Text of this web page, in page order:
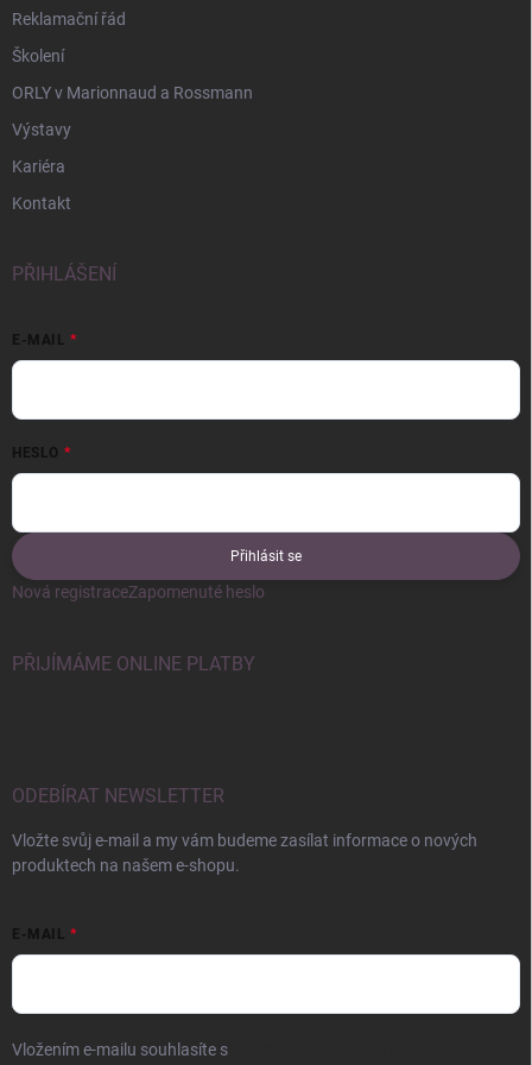
Reklamační řád
Školení
ORLY v Marionnaud a Rossmann
Výstavy
Kariéra
Kontakt
PŘIHLÁŠENÍ
E-MAIL
HESLO
Přihlásit se
Nová registraceZapomenuté heslo
PŘIJÍMÁME ONLINE PLATBY
ODEBÍRAT NEWSLETTER
Vložte svůj e-mail a my vám budeme zasílat informace o nových
produktech na našem e-shopu.
E-MAIL
Vložením e-mailu souhlasíte s